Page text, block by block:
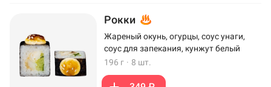
Рокки
Жареный окунь, огурцы, соус унаги,
соус для запекания, кунжут белый
196 г · 8 шт.